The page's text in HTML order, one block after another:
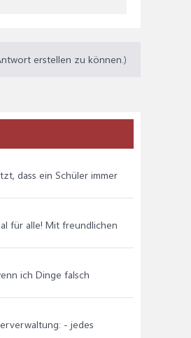
erstellen zu können.)
dass ein Schüler immer
für alle! Mit freundlichen
ich Dinge falsch
- jedes